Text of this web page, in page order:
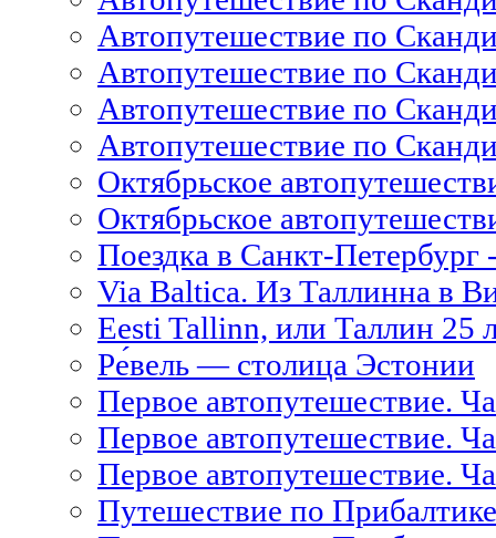
Автопутешествие по
Автопутешествие по
Автопутешествие по
Автопутешествие по
Октябрьское
Октябрьское
Поездка в Санкт-
Via Baltica. Из Таллинна в
Eesti Tallinn, или Таллин 25
Ре́вель — столица Эстонии
Первое автопутешествие.
Первое автопутешествие.
Первое автопутешествие.
Путешествие по